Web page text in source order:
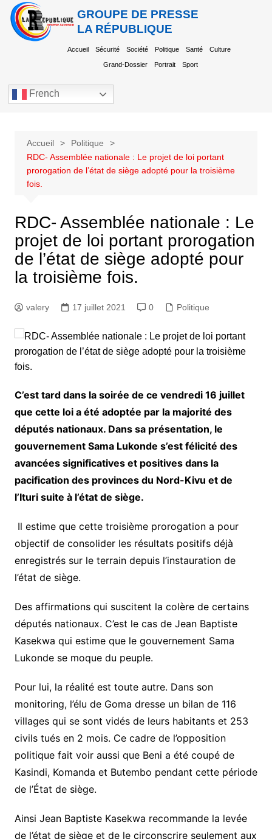
GROUPE DE PRESSE
LA RÉPUBLIQUE
Accueil Sécurité Société Politique Santé Culture
Grand-Dossier Portrait Sport
French
Accueil
Politique
RDC- Assemblée nationale : Le projet de loi portant
prorogation de l’état de siège adopté pour la troisième
fois.
RDC- Assemblée nationale : Le
projet de loi portant prorogation
de l’état de siège adopté pour
la troisième fois.
valery 17 juillet 2021 0 Politique
C’est tard dans la soirée de ce vendredi 16 juillet
que cette loi a été adoptée par la majorité des
députés nationaux. Dans sa présentation, le
gouvernement Sama Lukonde s’est félicité des
avancées significatives et positives dans la
pacification des provinces du Nord-Kivu et de
l’Ituri suite à l’état de siège.
Il estime que cette troisième prorogation a pour
objectif de consolider les résultats positifs déjà
enregistrés sur le terrain depuis l’instauration de
l’état de siège.
Des affirmations qui suscitent la colère de certains
députés nationaux. C’est le cas de Jean Baptiste
Kasekwa qui estime que le gouvernement Sama
Lukonde se moque du peuple.
Pour lui, la réalité est toute autre. Dans son
monitoring, l’élu de Goma dresse un bilan de 116
villages qui se sont vidés de leurs habitants et 253
civils tués en 2 mois. Ce cadre de l’opposition
politique fait voir aussi que Beni a été coupé de
Kasindi, Komanda et Butembo pendant cette période
de l’État de siège.
Ainsi Jean Baptiste Kasekwa recommande la levée
de l’état de siège et de le circonscrire seulement aux